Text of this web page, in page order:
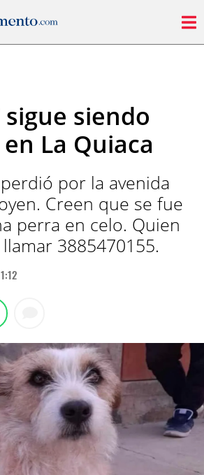
siendo
La Quiaca
por la avenida
Creen que se fue
perra en celo. Quien
3885470155.